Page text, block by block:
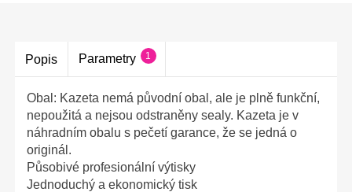
Popis Parametry 1
Obal: Kazeta nemá původní obal, ale je plně funkční,
nepoužitá a nejsou odstraněny sealy. Kazeta je v
náhradním obalu s pečetí garance, že se jedná o
originál.
Působivé profesionální výtisky
Jednoduchý a ekonomický tisk